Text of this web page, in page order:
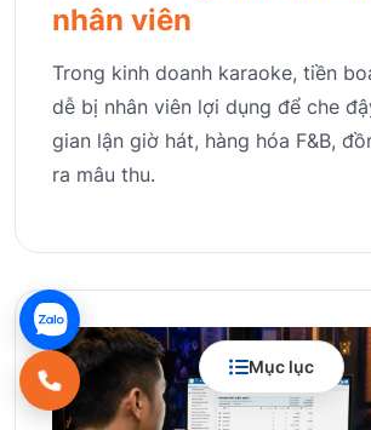
Mục lục
nhân viên
Trong kinh doanh karaoke, tiền
dễ bị nhân viên lợi dụng để che
gian lận giờ hát, hàng hóa F&B,
ra mâu thu.